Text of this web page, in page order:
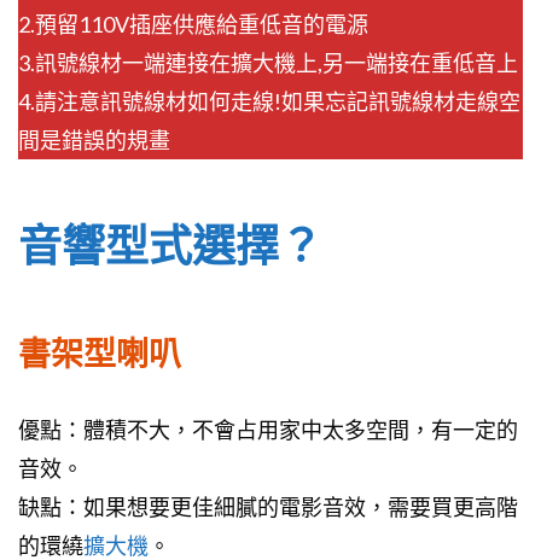
2.預留110V插座供應給重低音的電源
3.訊號線材一端連接在擴大機上,另一端接在重低音上
4.請注意訊號線材如何走線!如果忘記訊號線材走線空
間是錯誤的規畫
音響型式選擇？
書架型喇叭
優點：體積不大，不會占用家中太多空間，有一定的
音效。
缺點：如果想要更佳細膩的電影音效，需要買更高階
的環繞擴大機 。